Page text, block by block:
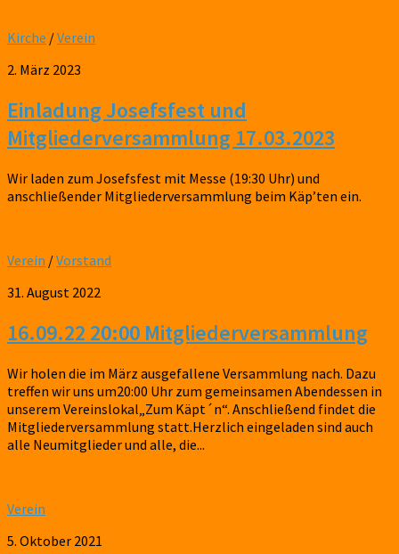
Kirche /Verein
2. März 2023
Einladung Josefsfest und
Mitgliederversammlung 17.03.2023
Wir laden zum Josefsfest mit Messe (19:30 Uhr) und
anschließender Mitgliederversammlung beim Käp’ten ein.
Verein /Vorstand
31. August 2022
16.09.22 20:00 Mitgliederversammlung
Wir holen die im März ausgefallene Versammlung nach. Dazu
treffen wir uns um20:00 Uhr zum gemeinsamen Abendessen in
unserem Vereinslokal„Zum Käpt´n“. Anschließend findet die
Mitgliederversammlung statt.Herzlich eingeladen sind auch
alle Neumitglieder und alle, die...
Verein
5. Oktober 2021